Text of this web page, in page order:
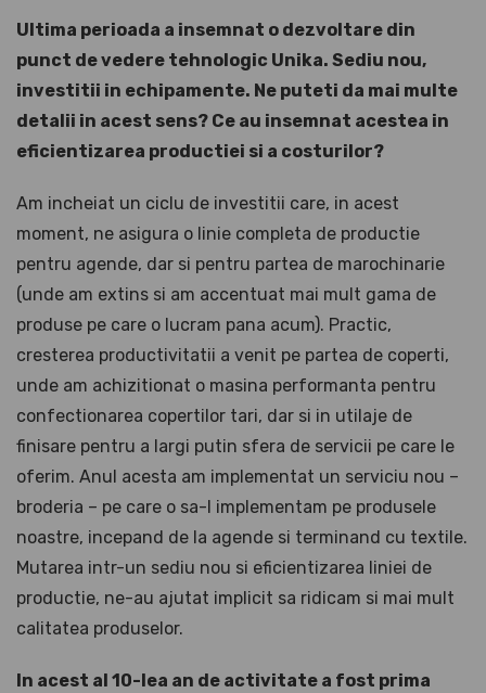
Ultima perioada a insemnat o dezvoltare din
punct de vedere tehnologic Unika. Sediu nou,
investitii in echipamente. Ne puteti da mai multe
detalii in acest sens? Ce au insemnat acestea in
eficientizarea productiei si a costurilor?
Am incheiat un ciclu de investitii care, in acest
moment, ne asigura o linie completa de productie
pentru agende, dar si pentru partea de marochinarie
(unde am extins si am accentuat mai mult gama de
produse pe care o lucram pana acum). Practic,
cresterea productivitatii a venit pe partea de coperti,
unde am achizitionat o masina performanta pentru
confectionarea copertilor tari, dar si in utilaje de
finisare pentru a largi putin sfera de servicii pe care le
oferim. Anul acesta am implementat un serviciu nou –
broderia – pe care o sa-l implementam pe produsele
noastre, incepand de la agende si terminand cu textile.
Mutarea intr-un sediu nou si eficientizarea liniei de
productie, ne-au ajutat implicit sa ridicam si mai mult
calitatea produselor.
In acest al 10-lea an de activitate a fost prima